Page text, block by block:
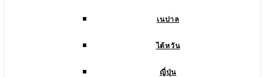
เนปาล
ไต้หวัน
ญี่ปุ่น